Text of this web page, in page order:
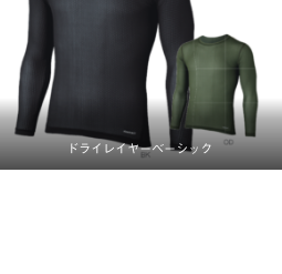
ドライレイヤーベーシック